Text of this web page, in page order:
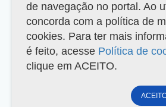
de navegação no portal. Ao
concorda com a política de
cookies. Para ter mais
é feito, acesse Política de
clique em ACEITO.